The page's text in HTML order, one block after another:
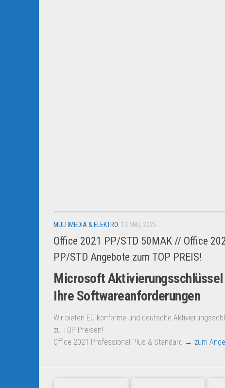
MULTIMEDIA & ELEKTRO 12 MAI, 2025
Office 2021 PP/STD 50MAK // Office
PP/STD Angebote zum TOP PREIS!
Microsoft
Ihre Softwareanforderungen
Wir bieten EU konforme und deutsche
zu TOP Preisen!
Office 2021 Professional Plus & Standard → zum